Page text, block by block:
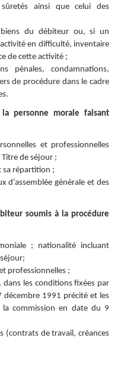
ainsi que celui des
biens du débiteur ou, si un
en difficulté, inventaire
de cette activité ;
pénales, condamnations,
de procédure dans le cadre
personne morale faisant
et professionnelles
de séjour ;
sa répartition ;
d’assemblée générale et des
soumis à la procédure
; nationalité incluant
professionnelles ;
dans les conditions fixées par
décembre 1991 précité et les
la commission en date du 9
(contrats de travail, créances